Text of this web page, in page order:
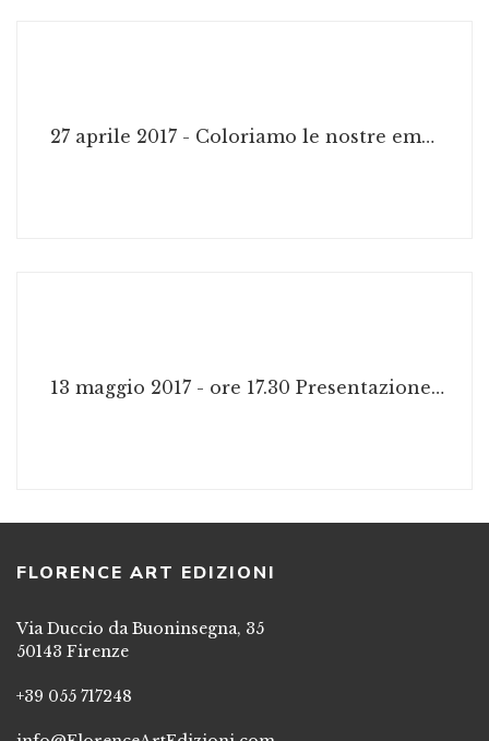
27 aprile 2017 - Coloriamo le nostre emozioni, presentazione
13 maggio 2017 - ore 17.30 Presentazione di Nonna, mi racconti una storia? Scopri la Toscana con le favole di Rebecca di Sabrina Rizzello
FLORENCE ART EDIZIONI
Via Duccio da Buoninsegna, 35
50143 Firenze
+39 055 717248